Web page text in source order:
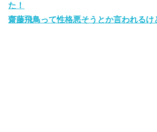
た！
齋藤飛鳥って性格悪そうとか言われる